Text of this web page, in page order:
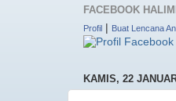
FACEBOOK
Profil Buat Lencana
KAMIS, 22